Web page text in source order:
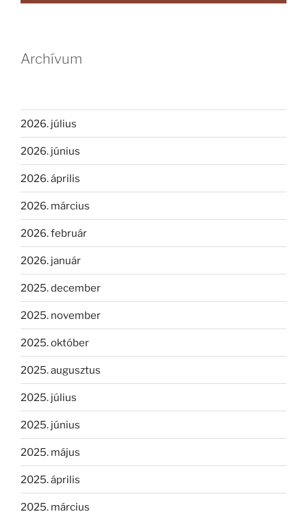
Archívum
2026. július
2026. június
2026. április
2026. március
2026. február
2026. január
2025. december
2025. november
2025. október
2025. augusztus
2025. július
2025. június
2025. május
2025. április
2025. március